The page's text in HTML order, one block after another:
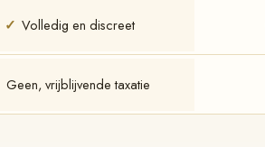
✓ Volledig en discreet
Geen, vrijblijvende taxatie